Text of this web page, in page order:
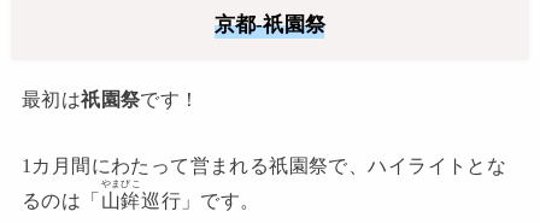
京都-祇園祭
最初は祇園祭です！
1カ月間にわたって営まれる祇園祭で、ハイライトとな
るのは「山鉾
やまびこ
巡行」です。